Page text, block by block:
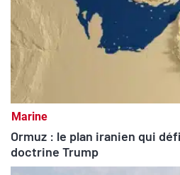
Marine
Ormuz : le plan iranien qui
doctrine Trump